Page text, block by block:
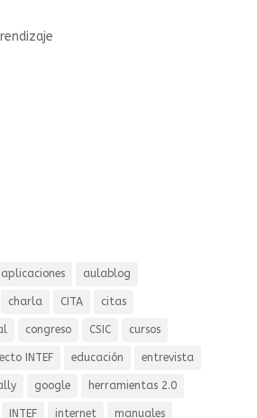
aplicaciones aulablog
charla CITA citas
congreso CSIC cursos
INTEF educación entrevista
google herramientas 2.0
INTEF internet manuales